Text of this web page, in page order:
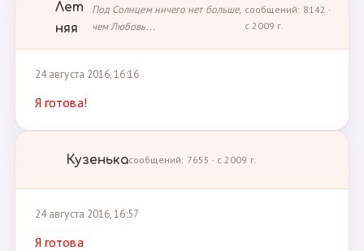
Лет
няя
Под Солнцем ничего нет больше,
чем Любовь...
сообщений: 8142 ·
с 2009 г.
24 августа 2016, 16:16
Я готова!
Кузенькасообщений: 7655 · с 2009 г.
24 августа 2016, 16:57
Я готова